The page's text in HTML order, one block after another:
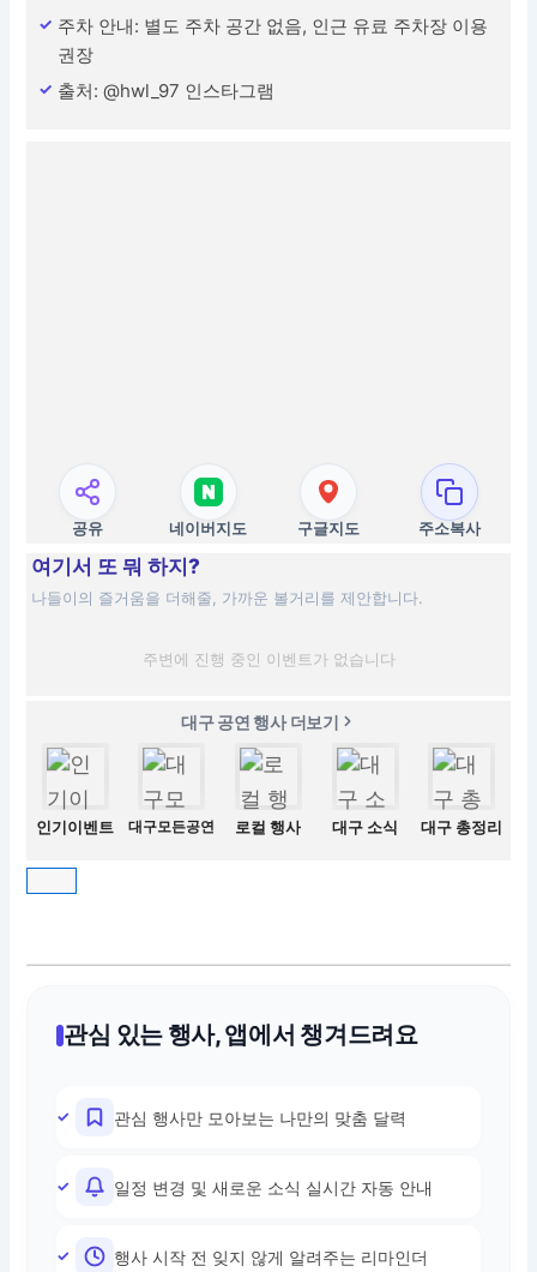
주차 안내: 별도 주차 공간 없음, 인근 유료 주차장 이용
권장
출처: @hwl_97 인스타그램
공유 네이버지도 구글지도 주소복사
여기서 또 뭐 하지?
나들이의 즐거움을 더해줄, 가까운 볼거리를 제안합니다.
주변에 진행 중인 이벤트가 없습니다
대구 공연 행사 더보기
인기이벤트 대구모든공연 로컬 행사 대구 소식 대구 총정리
관심 있는 행사, 앱에서 챙겨드려요
관심 행사만 모아보는 나만의 맞춤 달력
일정 변경 및 새로운 소식 실시간 자동 안내
행사 시작 전 잊지 않게 알려주는 리마인더